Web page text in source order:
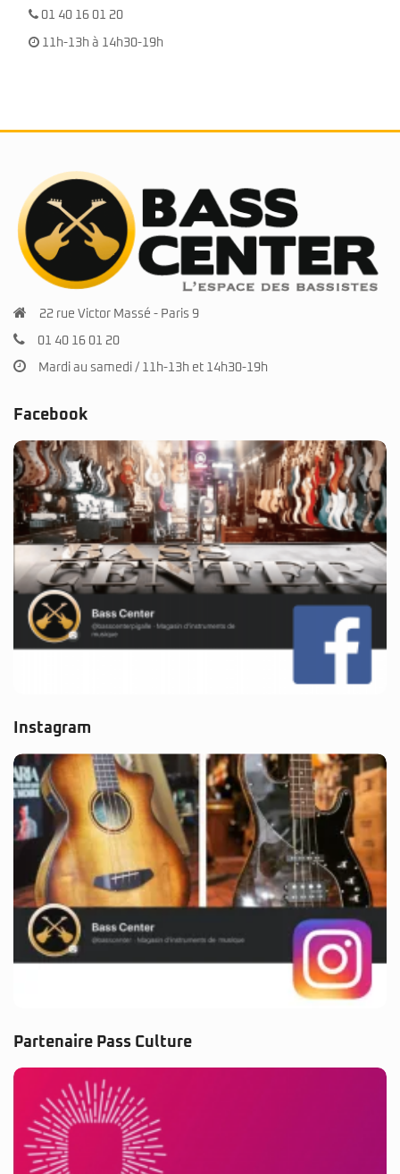
01 40 16 01 20
11h-13h à 14h30-19h
22 rue Victor Massé - Paris 9
01 40 16 01 20
Mardi au samedi / 11h-13h et 14h30-19h
Facebook
Instagram
Partenaire Pass Culture